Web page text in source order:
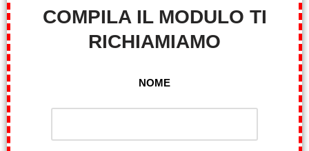
COMPILA IL MODULO TI
RICHIAMIAMO
NOME